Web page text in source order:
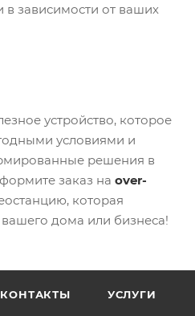
в зависимости от ваших
устройство, которое
условиями и
решения в
заказ на over-
которая
дома или бизнеса!
КОНТАКТЫ УСЛУГИ